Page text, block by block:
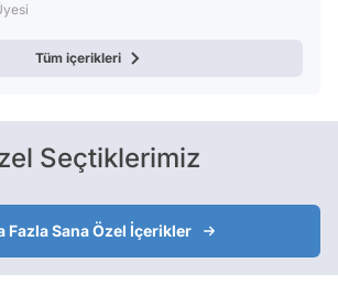
Tüm içerikleri
Seçtiklerimiz
Fazla Sana Özel İçerikler